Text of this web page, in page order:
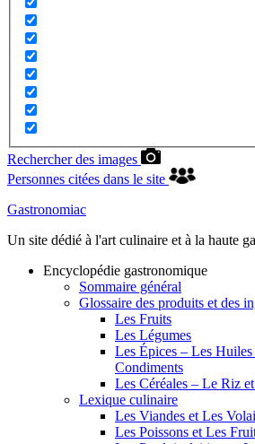
Rechercher des images
Personnes citées dans le site
Gastronomiac
Un site dédié à l'art culinaire et à la haute
Encyclopédie gastronomique
Sommaire général
Glossaire des produits et des
Les Fruits
Les Légumes
Les Épices – Les
Condiments
Les Céréales – Le Riz
Lexique culinaire
Les Viandes et Les
Les Poissons et Les